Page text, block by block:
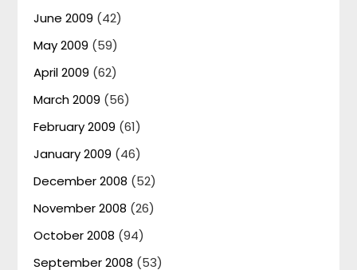
June 2009 (42)
May 2009 (59)
April 2009 (62)
March 2009 (56)
February 2009 (61)
January 2009 (46)
December 2008 (52)
November 2008 (26)
October 2008 (94)
September 2008 (53)